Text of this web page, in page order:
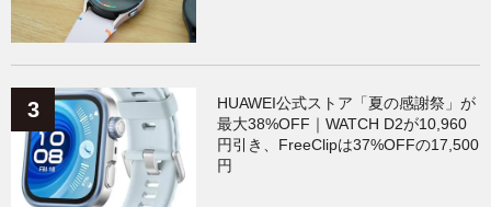
HUAWEI公式ストア「夏の感謝祭」が
最大38%OFF｜WATCH D2が10,960
円引き、FreeClipは37%OFFの17,500
円